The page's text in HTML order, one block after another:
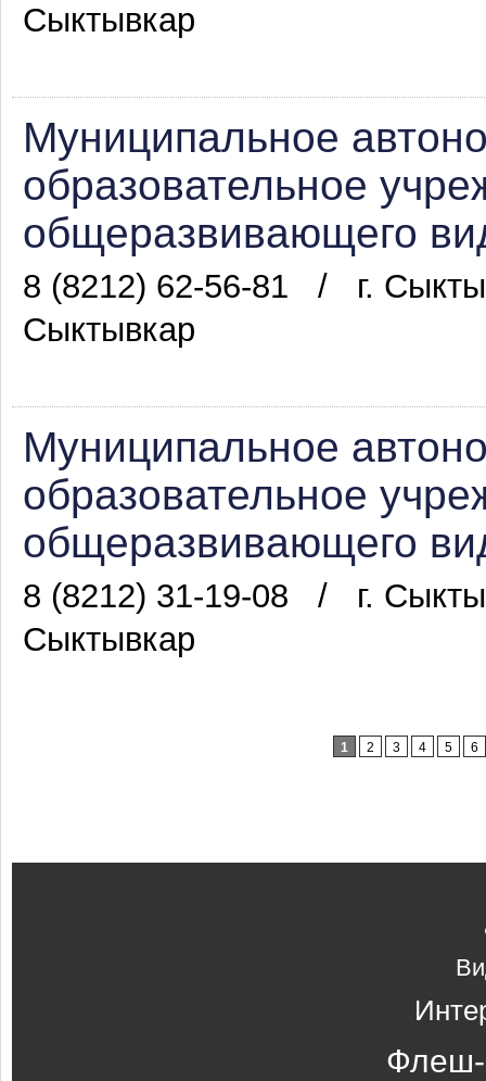
Сыктывкар
Муниципальное
образовательное
общеразвивающего
8 (8212) 62-56-81 /
г.
Сыктывкар
Муниципальное
образовательное
общеразвивающего
8 (8212) 31-19-08 /
г.
Сыктывкар
1 2 3 4 5 6
Флеш-